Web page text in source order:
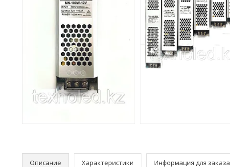
Описание Характеристики Информация для заказа